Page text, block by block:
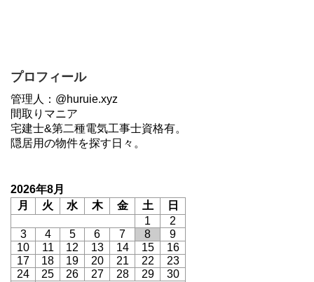
プロフィール
管理人：@huruie.xyz
間取りマニア
宅建士&第二種電気工事士資格有。
隠居用の物件を探す日々。
2026年8月
月
火 水 木 金 土
日
1
2
3
4 5 6 7 8
9
10
11 12 13 14 15
16
17
18 19 20 21 22
23
24
25 26 27 28 29
30